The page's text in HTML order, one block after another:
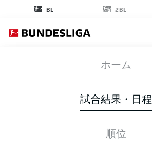
BL 2BL
ホーム
試合結果・日程
順位
SVW FCB
1 3
スターティングメンバー